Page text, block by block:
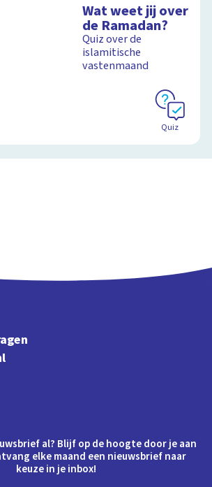
Wat weet jij over
de Ramadan?
Quiz over de
islamitische
vastenmaand
Quiz
al? Blijf op de hoogte door je aan
elke maand een nieuwsbrief naar
keuze in je inbox!